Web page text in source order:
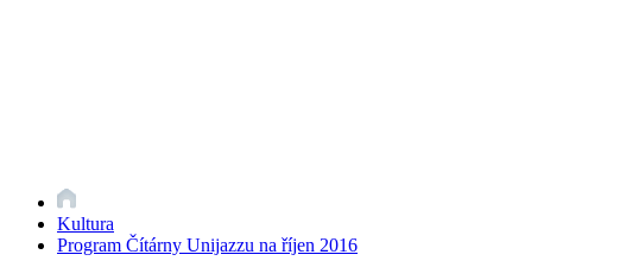
Kultura
Program Čítárny Unijazzu na říjen 2016